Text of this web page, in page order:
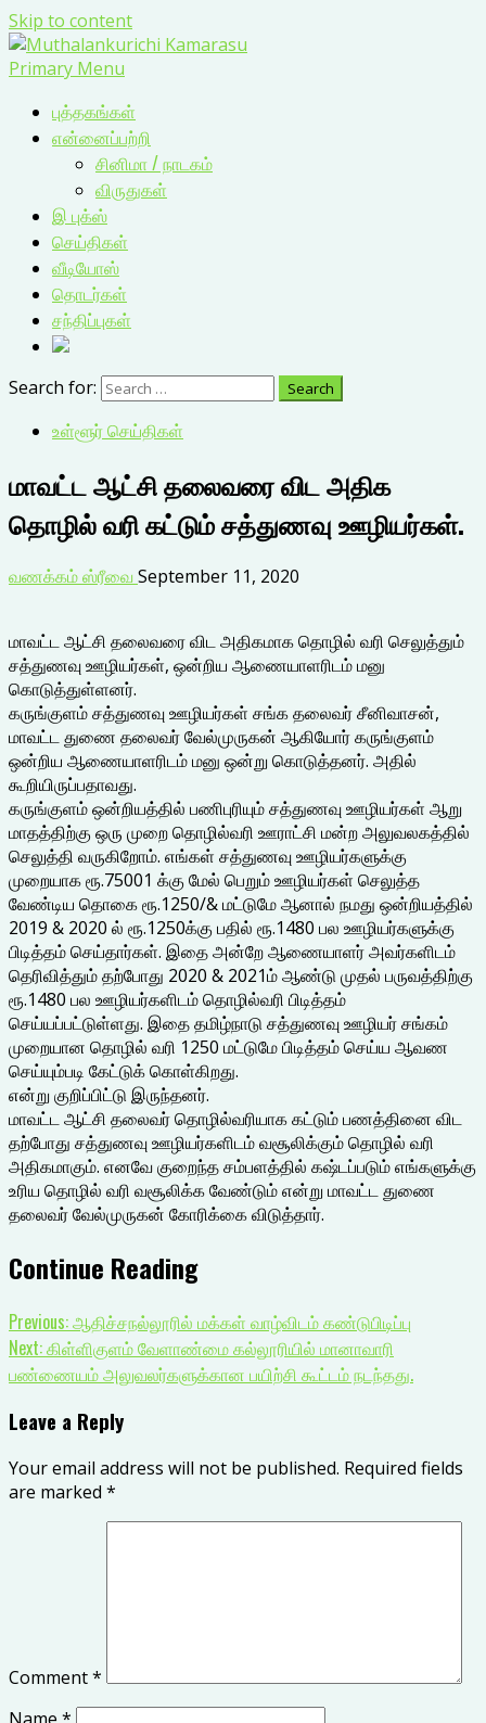
Skip to content
Primary Menu
புத்தகங்கள்
என்னைப்பற்றி
சினிமா / நாடகம்
விருதுகள்
இ புக்ஸ்
செய்திகள்
வீடியோஸ்
தொடர்கள்
சந்திப்புகள்
Search for:
உள்ளூர் செய்திகள்
மாவட்ட ஆட்சி தலைவரை விட அதிக
தொழில் வரி கட்டும் சத்துணவு ஊழியர்கள்.
வணக்கம் ஸ்ரீவை September 11, 2020
மாவட்ட ஆட்சி தலைவரை விட அதிகமாக தொழில் வரி செலுத்தும்
சத்துணவு ஊழியர்கள், ஒன்றிய ஆணையாளரிடம் மனு
கொடுத்துள்ளனர்.
கருங்குளம் சத்துணவு ஊழியர்கள் சங்க தலைவர் சீனிவாசன்,
மாவட்ட துணை தலைவர் வேல்முருகன் ஆகியோர் கருங்குளம்
ஒன்றிய ஆணையாளரிடம் மனு ஒன்று கொடுத்தனர். அதில்
கூறியிருப்பதாவது.
கருங்குளம் ஒன்றியத்தில் பணிபுரியும் சத்துணவு ஊழியர்கள் ஆறு
மாதத்திற்கு ஒரு முறை தொழில்வரி ஊராட்சி மன்ற அலுவலகத்தில்
செலுத்தி வருகிறோம். எங்கள் சத்துணவு ஊழியர்களுக்கு
முறையாக ரூ.75001 க்கு மேல் பெறும் ஊழியர்கள் செலுத்த
வேண்டிய தொகை ரூ.1250/& மட்டுமே ஆனால் நமது ஒன்றியத்தில்
2019 & 2020 ல் ரூ.1250க்கு பதில் ரூ.1480 பல ஊழியர்களுக்கு
பிடித்தம் செய்தார்கள். இதை அன்றே ஆணையாளர் அவர்களிடம்
தெரிவித்தும் தற்போது 2020 & 2021ம் ஆண்டு முதல் பருவத்திற்கு
ரூ.1480 பல ஊழியர்களிடம் தொழில்வரி பிடித்தம்
செய்யப்பட்டுள்ளது. இதை தமிழ்நாடு சத்துணவு ஊழியர் சங்கம்
முறையான தொழில் வரி 1250 மட்டுமே பிடித்தம் செய்ய ஆவண
செய்யும்படி கேட்டுக் கொள்கிறது.
என்று குறிப்பிட்டு இருந்தனர்.
மாவட்ட ஆட்சி தலைவர் தொழில்வரியாக கட்டும் பணத்தினை விட
தற்போது சத்துணவு ஊழியர்களிடம் வசூலிக்கும் தொழில் வரி
அதிகமாகும். எனவே குறைந்த சம்பளத்தில் கஷ்டப்படும் எங்களுக்கு
உரிய தொழில் வரி வசூலிக்க வேண்டும் என்று மாவட்ட துணை
தலைவர் வேல்முருகன் கோரிக்கை விடுத்தார்.
Continue Reading
Previous:ஆதிச்சநல்லூரில் மக்கள் வாழ்விடம் கண்டுபிடிப்பு
Next:கிள்ளிகுளம் வேளாண்மை கல்லூரியில் மானாவாரி
பண்ணையம் அலுவலர்களுக்கான பயிற்சி கூட்டம் நடந்தது.
Leave a Reply
Your email address will not be published. Required fields
are marked *
Comment*